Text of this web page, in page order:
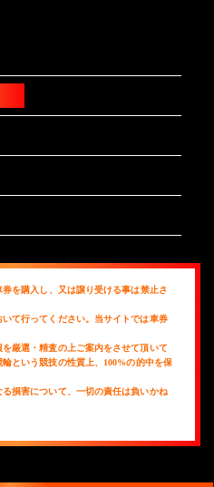
を購入し、又は譲り受ける事は禁止さ
て行ってください。当サイトでは車券
厳選・精査の上ご案内をさせて頂いて
という競技の性質上、100%の的中を保
損害について、一切の責任は負いかね